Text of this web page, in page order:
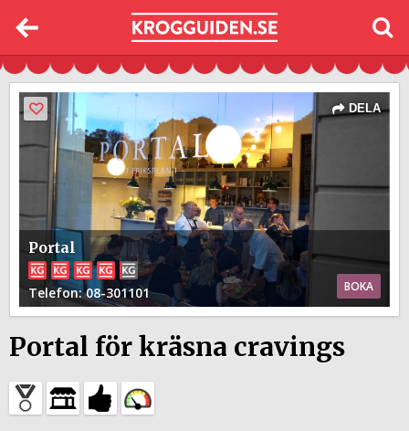
Portal
Telefon: 08-301101 BOKA
DELA
Portal för kräsna cravings